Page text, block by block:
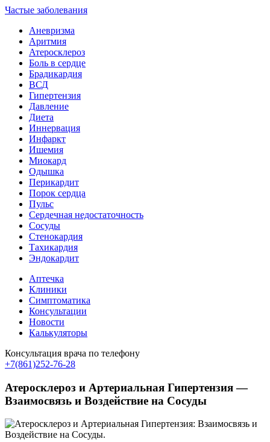
Частые заболевания
Аневризма
Аритмия
Атеросклероз
Боль в сердце
Брадикардия
ВСД
Гипертензия
Давление
Диета
Иннервация
Инфаркт
Ишемия
Миокард
Одышка
Перикардит
Порок сердца
Пульс
Сердечная недостаточность
Сосуды
Стенокардия
Тахикардия
Эндокардит
Аптечка
Клиники
Симптоматика
Консультации
Новости
Калькуляторы
Консультация врача по телефону
+7(861)252-76-28
Атеросклероз и Артериальная Гипертензия —
Взаимосвязь и Воздействие на Сосуды